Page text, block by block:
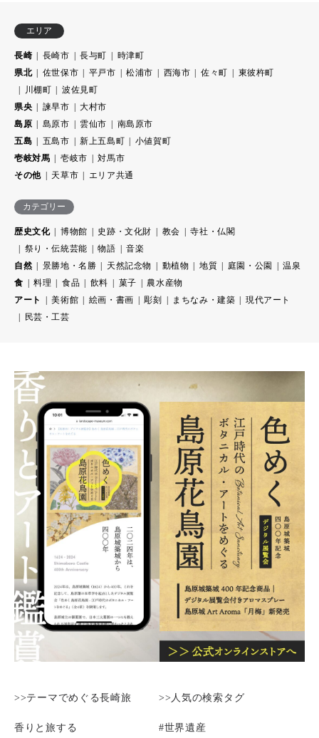
エリア
長崎 長崎市 長与町
時津町
県北
佐世保市 平戸市 松浦市 西海市 佐々町
東彼杵町
川棚町
波佐見町
県央
諫早市
大村市
島原
島原市 雲仙市
南島原市
五島
五島市 新上五島町
小値賀町
壱岐対馬
壱岐市
対馬市
その他
天草市 エリア共通
カテゴリー
歴史文化 博物館 史跡・文化財 教会
寺社・仏閣
祭り・伝統芸能
物語
音楽
自然
景勝地・名勝 天然記念物 動植物 地質 庭園・公園
温泉
食
料理 食品 飲料 菓子
農水産物
アート
美術館 絵画・書画 彫刻 まちなみ・建築
現代アート
民芸・工芸
>>テーマでめぐる長崎旅
香りと旅する
>>人気の検索タグ
#世界遺産